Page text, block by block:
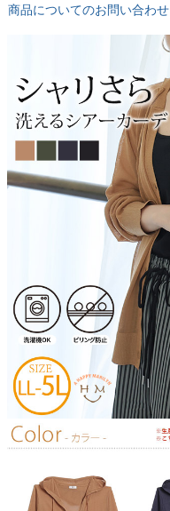
商品についてのお問い合わせ